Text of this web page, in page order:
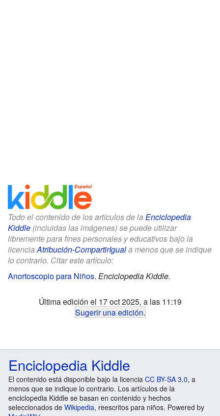
Todo el contenido de los artículos de la Enciclopedia
Kiddle (incluidas las imágenes) se puede utilizar
libremente para fines personales y educativos bajo la
licenciaAtribución-CompartirIguala menos que se indique
lo contrario. Citar este artículo:
Anortoscopio para Niños. Enciclopedia Kiddle.
Última edición el 17 oct 2025, a las 11:19
Sugerir una edición.
Enciclopedia Kiddle
El contenido está disponible bajo la licencia CC BY-SA 3.0, a
menos que se indique lo contrario. Los artículos de la
enciclopedia Kiddle se basan en contenido y hechos
seleccionados de Wikipedia, reescritos para niños. Powered by